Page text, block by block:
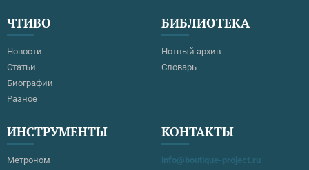
ЧТИВО
Новости
Статьи
Биографии
Разное
БИБЛИОТЕКА
Нотный архив
Словарь
ИНСТРУМЕНТЫ
Метроном
КОНТАКТЫ
info@boutique-project.ru